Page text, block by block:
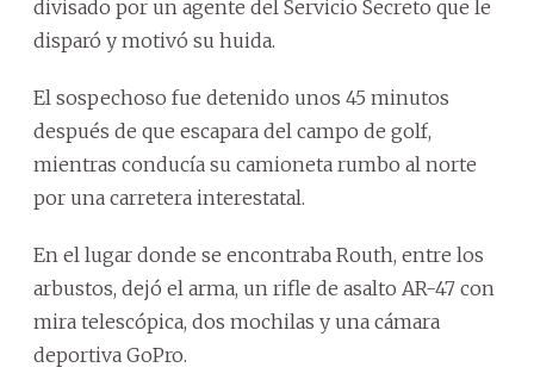
divisado por un agente del Servicio Secreto que le
disparó y motivó su huida.
El sospechoso fue detenido unos 45 minutos
después de que escapara del campo de golf,
mientras conducía su camioneta rumbo al norte
por una carretera interestatal.
En el lugar donde se encontraba Routh, entre los
arbustos, dejó el arma, un rifle de asalto AR-47 con
mira telescópica, dos mochilas y una cámara
deportiva GoPro.